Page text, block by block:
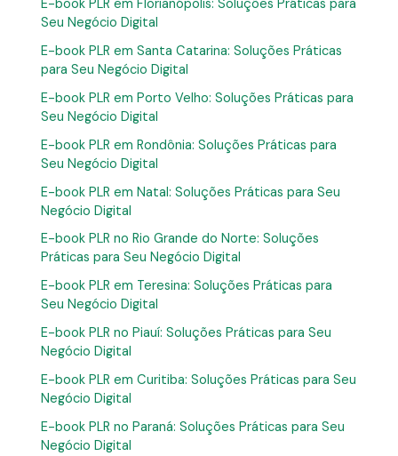
E-book PLR em Florianópolis: Soluções Práticas para
Seu Negócio Digital
E-book PLR em Santa Catarina: Soluções Práticas
para Seu Negócio Digital
E-book PLR em Porto Velho: Soluções Práticas para
Seu Negócio Digital
E-book PLR em Rondônia: Soluções Práticas para
Seu Negócio Digital
E-book PLR em Natal: Soluções Práticas para Seu
Negócio Digital
E-book PLR no Rio Grande do Norte: Soluções
Práticas para Seu Negócio Digital
E-book PLR em Teresina: Soluções Práticas para
Seu Negócio Digital
E-book PLR no Piauí: Soluções Práticas para Seu
Negócio Digital
E-book PLR em Curitiba: Soluções Práticas para Seu
Negócio Digital
E-book PLR no Paraná: Soluções Práticas para Seu
Negócio Digital